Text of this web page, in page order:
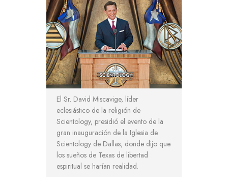
El Sr. David Miscavige, líder
eclesiástico de la religión de
Scientology, presidió el evento de la
gran inauguración de la Iglesia de
Scientology de Dallas, donde dijo que
los sueños de Texas de libertad
espiritual se harían realidad.